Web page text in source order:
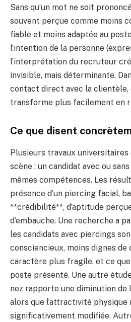
Sans qu’un mot ne soit
souvent perçue comme moins
fiable et moins adaptée au
l’intention de la personne
l’interprétation du recruteur
invisible, mais déterminante.
contact direct avec la clientèle,
transforme plus facilement en
Ce que disent
Plusieurs travaux
scène : un candidat avec ou
mêmes compétences. Les
présence d’un piercing facial,
**crédibilité**, d’aptitude
d’embauche. Une recherche a
les candidats avec piercings
consciencieux, moins dignes de
caractère plus fragile, et ce
poste présenté. Une autre
nez rapporte une diminution de
alors que l’attractivité physique
significativement modifiée.